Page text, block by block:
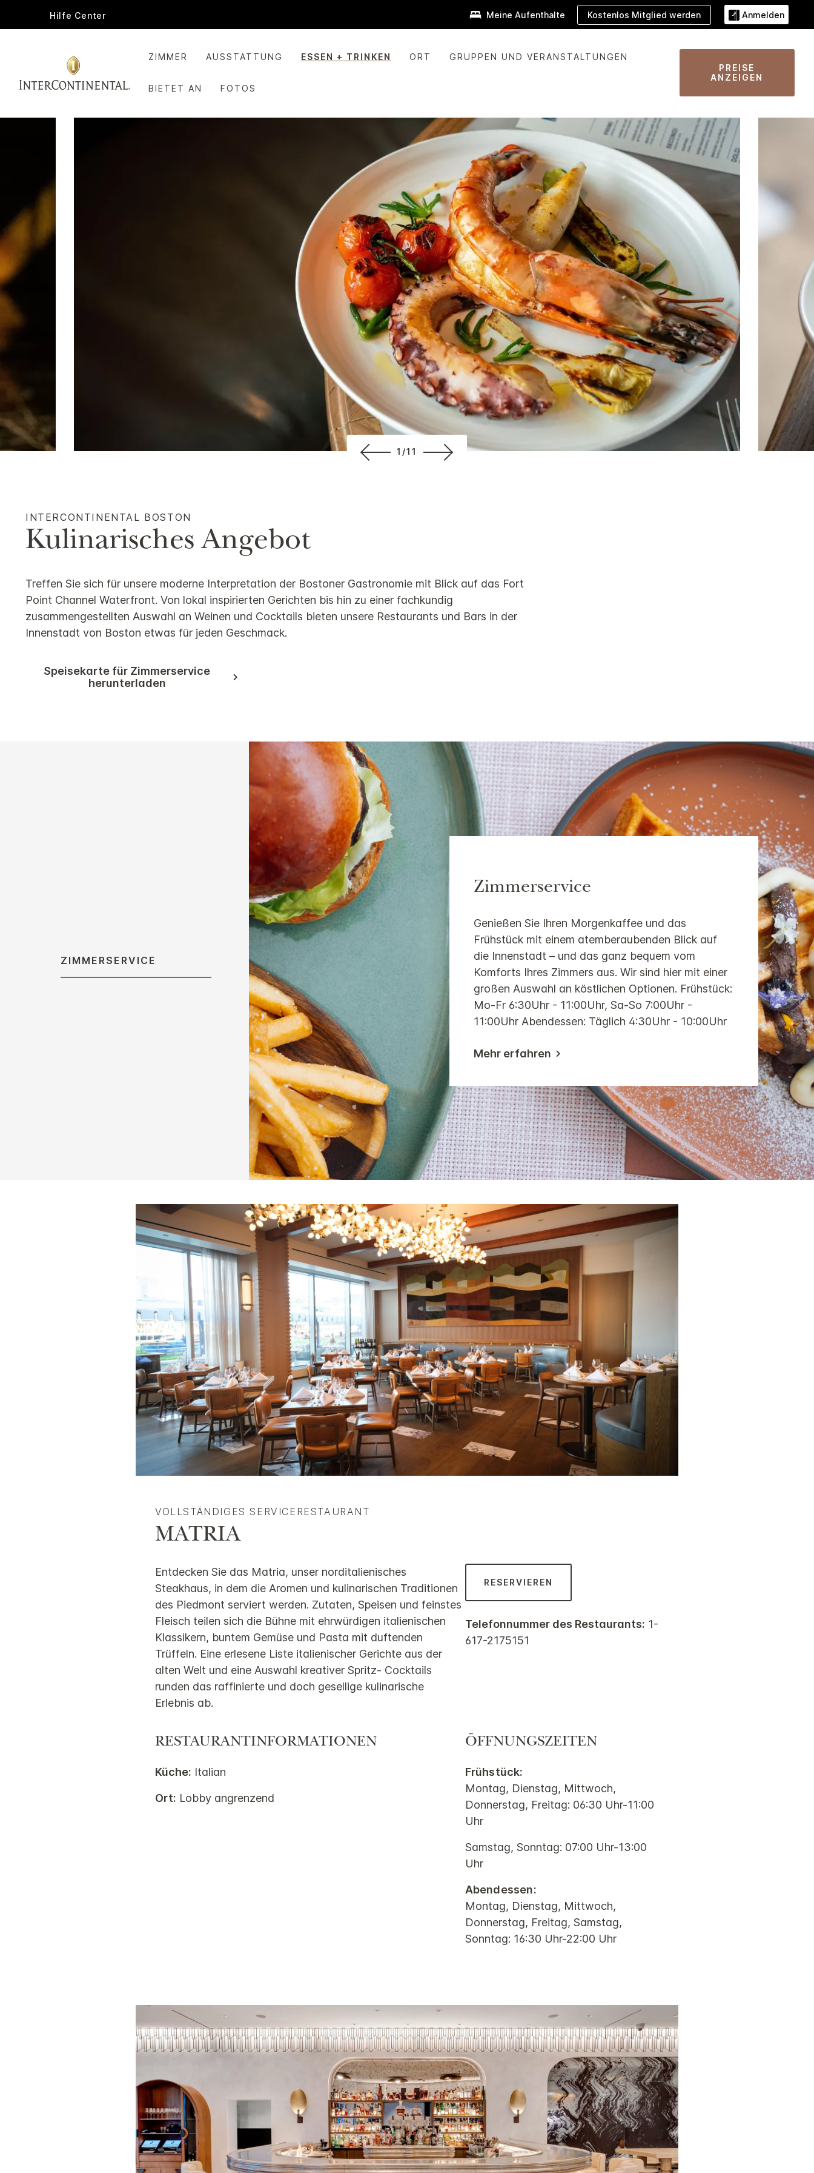
Hilfe Center Meine Aufenthalte Kostenlos Mitglied werden Anmelden
ZIMMER AUSSTATTUNG ESSEN + TRINKEN ORT GRUPPEN UND VERANSTALTUNGEN
BIETET AN FOTOS
PREISE
ANZEIGEN
1/11
INTERCONTINENTAL BOSTON
Kulinarisches Angebot
Treffen Sie sich für unsere moderne Interpretation der Bostoner Gastronomie mit Blick auf das Fort
Point Channel Waterfront. Von lokal inspirierten Gerichten bis hin zu einer fachkundig
zusammengestellten Auswahl an Weinen und Cocktails bieten unsere Restaurants und Bars in der
Innenstadt von Boston etwas für jeden Geschmack.
Speisekarte für Zimmerservice
herunterladen
ZIMMERSERVICE
Zimmerservice
Genießen Sie Ihren Morgenkaffee und das
Frühstück mit einem atemberaubenden Blick auf
die Innenstadt – und das ganz bequem vom
Komforts Ihres Zimmers aus. Wir sind hier mit einer
großen Auswahl an köstlichen Optionen. Frühstück:
Mo-Fr 6:30Uhr - 11:00Uhr, Sa-So 7:00Uhr -
11:00Uhr Abendessen: Täglich 4:30Uhr - 10:00Uhr
Mehr erfahren
VOLLSTÄNDIGES SERVICERESTAURANT
MATRIA
Entdecken Sie das Matria, unser norditalienisches
Steakhaus, in dem die Aromen und kulinarischen Traditionen
des Piedmont serviert werden. Zutaten, Speisen und feinstes
Fleisch teilen sich die Bühne mit ehrwürdigen italienischen
Klassikern, buntem Gemüse und Pasta mit duftenden
Trüffeln. Eine erlesene Liste italienischer Gerichte aus der
alten Welt und eine Auswahl kreativer Spritz- Cocktails
runden das raffinierte und doch gesellige kulinarische
Erlebnis ab.
RESERVIEREN
Telefonnummer des Restaurants: 1-
617-2175151
RESTAURANTINFORMATIONEN
Küche: Italian
Ort: Lobby angrenzend
ÖFFNUNGSZEITEN
Frühstück:
Montag, Dienstag, Mittwoch,
Donnerstag, Freitag: 06:30 Uhr-11:00
Uhr
Samstag, Sonntag: 07:00 Uhr-13:00
Uhr
Abendessen:
Montag, Dienstag, Mittwoch,
Donnerstag, Freitag, Samstag,
Sonntag: 16:30 Uhr-22:00 Uhr